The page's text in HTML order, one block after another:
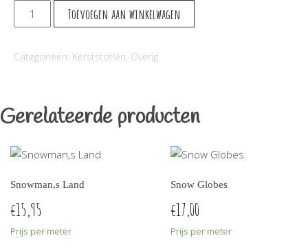
Hulst
aantal
Toevoegen aan winkelwagen
Categorieën: Kerststoffen, Overig
Gerelateerde producten
Snowman,s Land
€15,95
Prijs per meter
Snow Globes
€17,00
Prijs per meter